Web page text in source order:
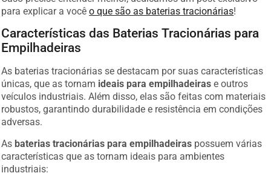
para explicar a você o que são as baterias tracionárias!
Características das Baterias Tracionárias para
Empilhadeiras
As baterias tracionárias se destacam por suas características
únicas, que as tornam ideais para empilhadeiras e outros
veículos industriais. Além disso, elas são feitas com materiais
robustos, garantindo durabilidade e resistência em condições
adversas.
As baterias tracionárias para empilhadeiras
possuem várias
características que as tornam ideais para ambientes
industriais: